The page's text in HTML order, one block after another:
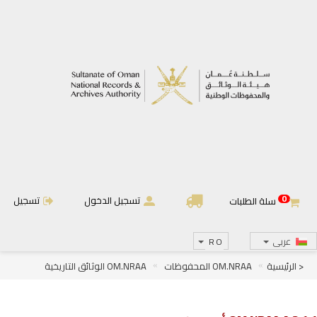
0 سلة الطلبات تسجيل الدخول تسجيل
عربى RO
< الرئيسية OM.NRAA المحفوظات
OM.NRAA الوثائق التاريخية